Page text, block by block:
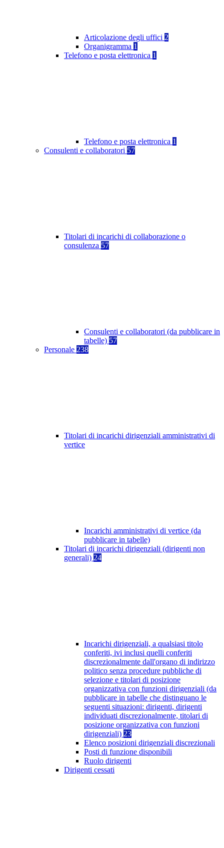
Articolazione degli uffici 2
Organigramma 1
Telefono e posta elettronica 1
Telefono e posta elettronica 1
Consulenti e collaboratori 57
Titolari di incarichi di collaborazione o
consulenza 57
Consulenti e collaboratori (da pubblicare in
tabelle) 57
Personale 238
Titolari di incarichi dirigenziali amministrativi di
vertice
Incarichi amministrativi di vertice (da
pubblicare in tabelle)
Titolari di incarichi dirigenziali (dirigenti non
generali) 24
Incarichi dirigenziali, a qualsiasi titolo
conferiti, ivi inclusi quelli conferiti
discrezionalmente dall'organo di indirizzo
politico senza procedure pubbliche di
selezione e titolari di posizione
organizzativa con funzioni dirigenziali (da
pubblicare in tabelle che distinguano le
seguenti situazioni: dirigenti, dirigenti
individuati discrezionalmente, titolari di
posizione organizzativa con funzioni
dirigenziali) 23
Elenco posizioni dirigenziali discrezionali
Posti di funzione disponibili
Ruolo dirigenti
Dirigenti cessati